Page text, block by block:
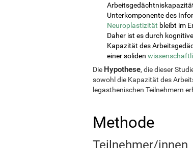
Unterkomponente des
Neuroplastizität bleibt im
Daher ist es durch
Kapazität des
einer soliden
Die Hypothese, die dieser
sowohl die Kapazität des
legasthenischen Teilnehmern
Methode
Teilnehmer/innen